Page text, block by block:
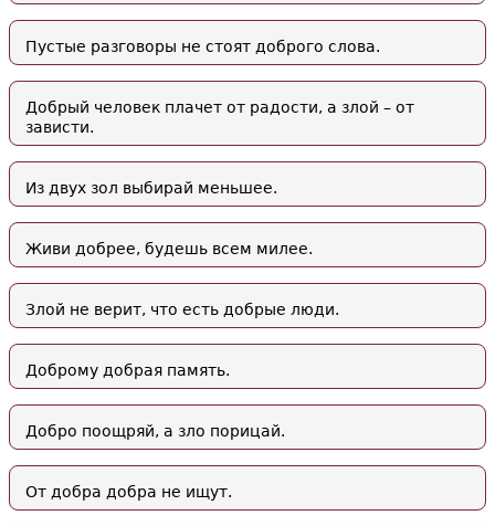
Пустые разговоры не стоят доброго слова.
Добрый человек плачет от радости, а злой – от
зависти.
Из двух зол выбирай меньшее.
Живи добрее, будешь всем милее.
Злой не верит, что есть добрые люди.
Доброму добрая память.
Добро поощряй, а зло порицай.
От добра добра не ищут.